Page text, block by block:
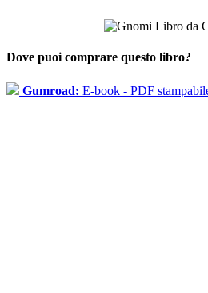
Dove puoi comprare questo libro?
Gumroad: E-book - PDF